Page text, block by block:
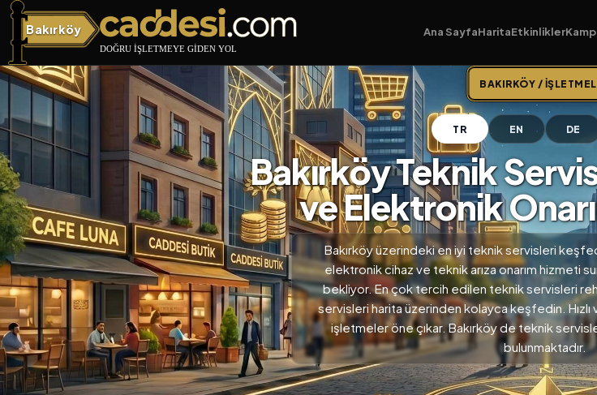
Bakırköy
Bakırköy Ana SayfaHaritaEtkinlikler
BAKIRKÖY /
TR EN DE
Bakırköy Teknik
ve Elektronik
Bakırköy üzerindeki en iyi teknik servisleri
elektronik cihaz ve teknik arıza onarım hizmeti
bekliyor. En çok tercih edilen teknik servisleri
servisleri harita üzerinden kolayca keşfedin. Hızlı
işletmeler öne çıkar. Bakırköy de teknik
bulunmaktadır.